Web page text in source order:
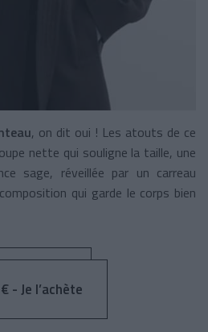
, on dit oui ! Les atouts de ce
nette qui souligne la taille, une
sage, réveillée par un carreau
qui garde le corps bien
- Je l’achète